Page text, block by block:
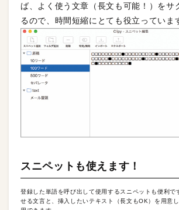
ば、よく使う文章（長文も可能！）をサ
るので、時間短縮にとても役立っていま
スニペットも使えます！
登録した単語を呼び出して使用するスニペットも便利で
せる文言と、挿入したいテキスト（長文もOK）を用意